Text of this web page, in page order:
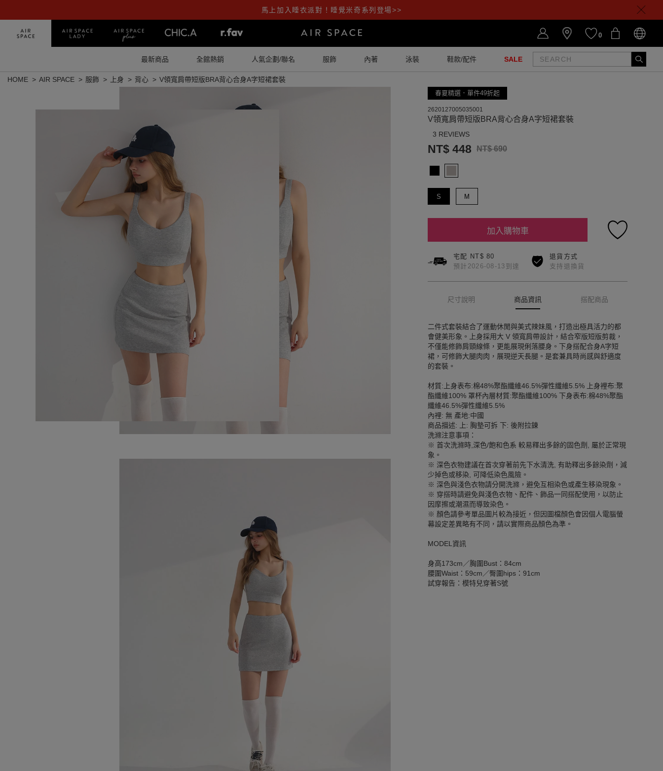
馬上加入睡衣派對！睡覺米奇系列登場>>
0
最新商品 全館熱銷 人氣企劃/聯名 服飾 內著 泳裝 鞋款/配件 SALE
HOME AIR SPACE 服飾 上身 背心 V領寬肩帶短版BRA背心合身A字短裙套裝
春夏精選．單件49折起
2620127005035001
V領寬肩帶短版BRA背心合身A字短裙套裝
3 REVIEWS
NT$ 448 NT$ 690
S M
加入購物車
宅配 NT$ 80
預計2026-08-13到達
退貨方式
支持退換貨
尺寸說明 商品資訊 搭配商品
二件式套裝結合了運動休閒與美式辣妹風，打造出極具活力的都
會健美形象。上身採用大 V 領寬肩帶設計，結合窄版短版剪裁，
不僅能修飾肩頸線條，更能展現俐落腰身。下身搭配合身A字短
裙，可修飾大腿肉肉，展現逆天長腿。是套兼具時尚感與舒適度
的套裝。
材質:上身表布:棉48%聚酯纖維46.5%彈性纖維5.5% 上身裡布:聚
酯纖維100% 罩杯內層材質:聚酯纖維100% 下身表布:棉48%聚酯
纖維46.5%彈性纖維5.5%
內裡: 無 產地:中國
商品描述: 上: 胸墊可拆 下: 後附拉鍊
洗滌注意事項：
※ 首次洗滌時,深色/飽和色系 較易釋出多餘的固色劑, 屬於正常現
象。
※ 深色衣物建議在首次穿著前先下水清洗, 有助釋出多餘染劑，減
少掉色或移染, 可降低染色風險。
※ 深色與淺色衣物請分開洗滌，避免互相染色或產生移染現象。
※ 穿搭時請避免與淺色衣物、配件、飾品一同搭配使用，以防止
因摩擦或潮濕而導致染色。
※ 顏色請參考單品圖片較為接近，但因圖檔顏色會因個人電腦螢
幕設定差異略有不同，請以實際商品顏色為準。
MODEL資訊
身高173cm／胸圍Bust：84cm
腰圍Waist：59cm／臀圍hips：91cm
試穿報告：模特兒穿著S號